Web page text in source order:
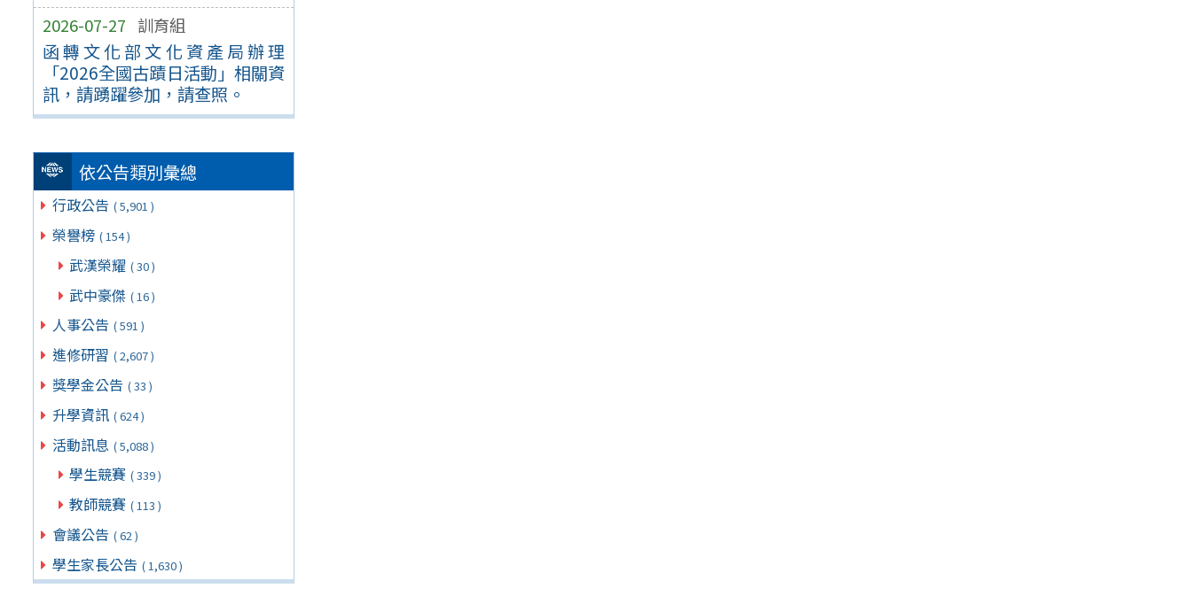
2026-07-27 訓育組
函轉文化部文化資產局辦理
「2026全國古蹟日活動」相關資
訊，請踴躍參加，請查照。
依公告類別彙總
行政公告 ( 5,901 )
榮譽榜 ( 154 )
武漢榮耀 ( 30 )
武中豪傑 ( 16 )
人事公告 ( 591 )
進修研習 ( 2,607 )
獎學金公告 ( 33 )
升學資訊 ( 624 )
活動訊息 ( 5,088 )
學生競賽 ( 339 )
教師競賽 ( 113 )
會議公告 ( 62 )
學生家長公告 ( 1,630 )